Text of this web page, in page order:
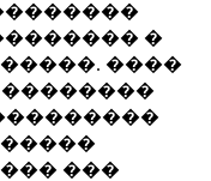
�
����
��������
���